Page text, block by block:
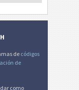
decódigos
de
como